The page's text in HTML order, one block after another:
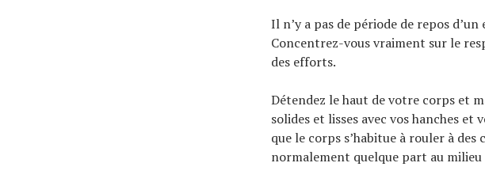
Il n’y a pas de période de repos
Concentrez-vous vraiment sur le
des efforts.
Détendez le haut de votre corps et
solides et lisses avec vos hanches
que le corps s’habitue à rouler à des
normalement quelque part au milieu